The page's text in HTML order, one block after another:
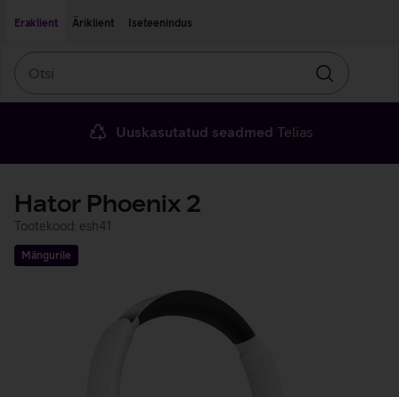
Eraklient
Äriklient Iseteenindus
Otsin
Uuskasutatud seadmed Telias
Hator Phoenix 2
Tootekood: esh41
Mängurile